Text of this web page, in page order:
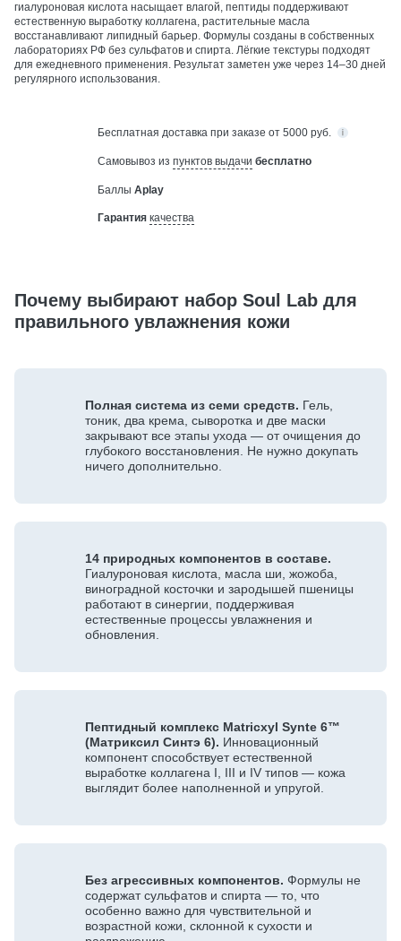
гиалуроновая кислота насыщает влагой, пептиды поддерживают
естественную выработку коллагена, растительные масла
восстанавливают липидный барьер. Формулы созданы в собственных
лабораториях РФ без сульфатов и спирта. Лёгкие текстуры подходят
для ежедневного применения. Результат заметен уже через 14–30 дней
регулярного использования.
Бесплатная доставка при заказе от 5000 руб.
Самовывоз из пунктов выдачи бесплатно
Баллы Aplay
Гарантия качества
Почему выбирают набор Soul Lab для
правильного увлажнения кожи
Полная система из семи средств. Гель,
тоник, два крема, сыворотка и две маски
закрывают все этапы ухода — от очищения до
глубокого восстановления. Не нужно докупать
ничего дополнительно.
14 природных компонентов в составе.
Гиалуроновая кислота, масла ши, жожоба,
виноградной косточки и зародышей пшеницы
работают в синергии, поддерживая
естественные процессы увлажнения и
обновления.
Пептидный комплекс Matricxyl Synte 6™
(Матриксил Синтэ 6). Инновационный
компонент способствует естественной
выработке коллагена I, III и IV типов — кожа
выглядит более наполненной и упругой.
Без агрессивных компонентов. Формулы не
содержат сульфатов и спирта — то, что
особенно важно для чувствительной и
возрастной кожи, склонной к сухости и